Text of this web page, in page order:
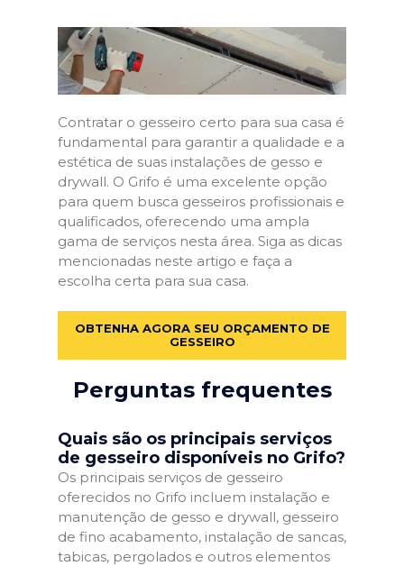
Contratar o gesseiro certo para sua casa é
fundamental para garantir a qualidade e a
estética de suas instalações de gesso e
drywall. O Grifo é uma excelente opção
para quem busca gesseiros profissionais e
qualificados, oferecendo uma ampla
gama de serviços nesta área. Siga as dicas
mencionadas neste artigo e faça a
escolha certa para sua casa.
OBTENHA AGORA SEU ORÇAMENTO DE
GESSEIRO
Perguntas frequentes
Quais são os principais serviços
de gesseiro disponíveis no Grifo?
Os principais serviços de gesseiro
oferecidos no Grifo incluem instalação e
manutenção de gesso e drywall, gesseiro
de fino acabamento, instalação de sancas,
tabicas, pergolados e outros elementos